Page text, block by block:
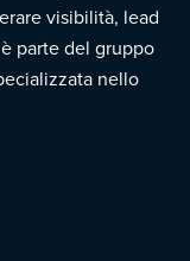
visibilità, lead
parte del gruppo
nello